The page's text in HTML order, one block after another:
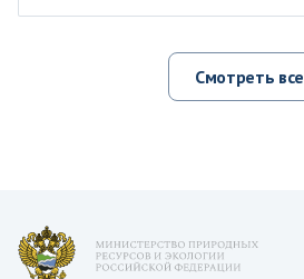
Смотреть все